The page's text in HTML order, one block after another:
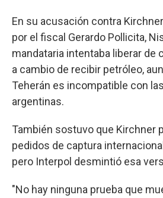
En su acusación contra
por el fiscal Gerardo Pollicita,
mandataria intentaba liberar de
a cambio de recibir petróleo,
Teherán es incompatible con
argentinas.
También sostuvo que Kirchner
pedidos de captura
pero Interpol desmintió esa
"No hay ninguna prueba que